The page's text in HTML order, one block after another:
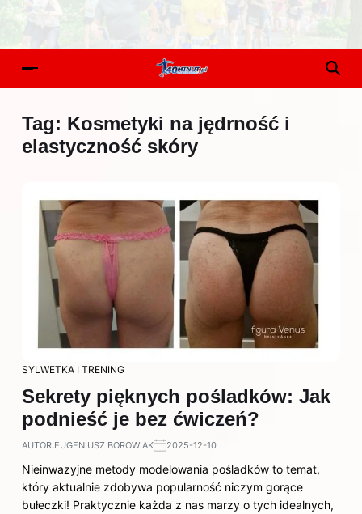
Tag: Kosmetyki na jędrność i
elastyczność skóry
SYLWETKA I TRENING
Sekrety pięknych pośladków: Jak
podnieść je bez ćwiczeń?
AUTOR:EUGENIUSZ BOROWIAK 2025-12-10
Nieinwazyjne metody modelowania pośladków to temat,
który aktualnie zdobywa popularność niczym gorące
bułeczki! Praktycznie każda z nas marzy o tych idealnych,